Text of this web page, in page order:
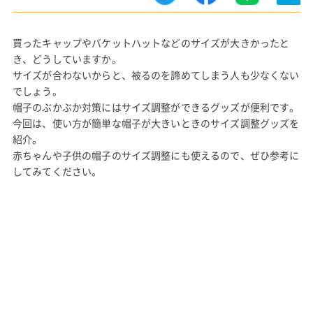
買ったキャップやバケットハットなどのサイズが大きかったと
き、どうしていますか。
サイズが合わないからと、被るのを諦めてしまう人も少なくない
でしょう。
帽子のぶかぶか対策にはサイズ調整ができるグッズが便利です。
今回は、使い方が簡単な帽子が大きいときのサイズ調整グッズを
紹介。
赤ちゃんや子供の帽子のサイズ調整にも使えるので、ぜひ参考に
してみてください。